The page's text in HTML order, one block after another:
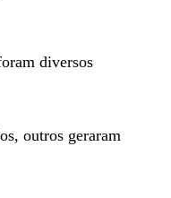
diversos
outros geraram